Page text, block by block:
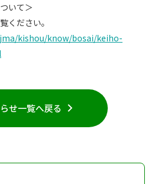
いて＞
ください。
kishou/know/bosai/keiho-
せ一覧へ戻る